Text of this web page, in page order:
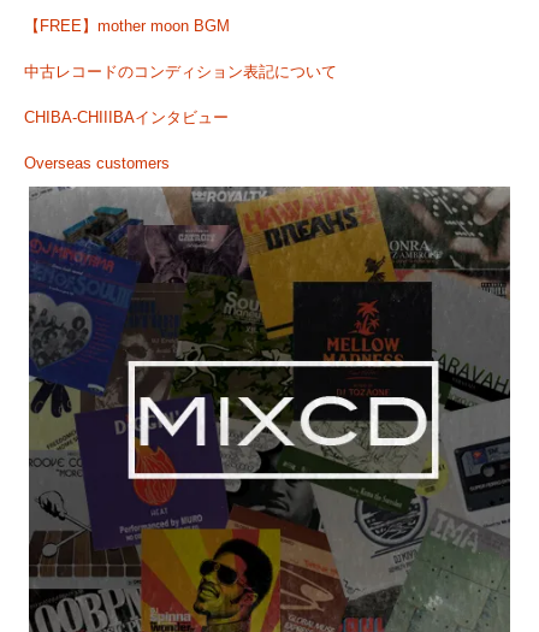
【FREE】mother moon BGM
中古レコードのコンディション表記について
CHIBA-CHIIIBAインタビュー
Overseas customers